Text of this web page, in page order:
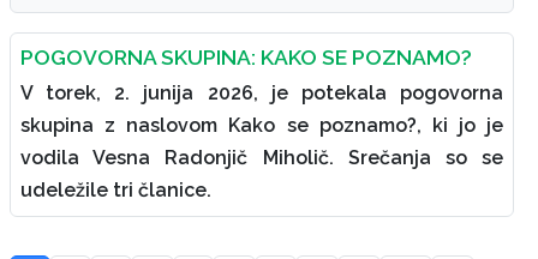
POGOVORNA SKUPINA: KAKO SE POZNAMO?
V torek, 2. junija 2026, je potekala pogovorna
skupina z naslovom Kako se poznamo?, ki jo je
vodila Vesna Radonjič Miholič. Srečanja so se
udeležile tri članice.